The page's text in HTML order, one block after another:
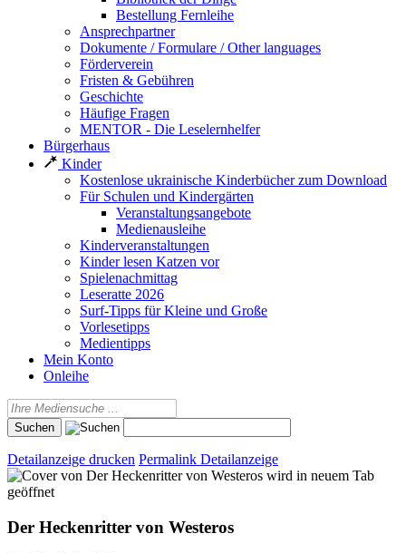
Bestellung Fernleihe
Ansprechpartner
Dokumente / Formulare / Other languages
Förderverein
Fristen & Gebühren
Geschichte
Häufige Fragen
MENTOR - Die Leselernhelfer
Bürgerhaus
Kinder
Kostenlose ukrainische Kinderbücher zum Download
Für Schulen und Kindergärten
Veranstaltungsangebote
Medienausleihe
Kinderveranstaltungen
Kinder lesen Katzen vor
Spielenachmittag
Leseratte 2026
Surf-Tipps für Kleine und Große
Vorlesetipps
Medientipps
Mein Konto
Onleihe
Detailanzeige drucken Permalink Detailanzeige
wird in neuem Tab
geöffnet
Der Heckenritter von Westeros